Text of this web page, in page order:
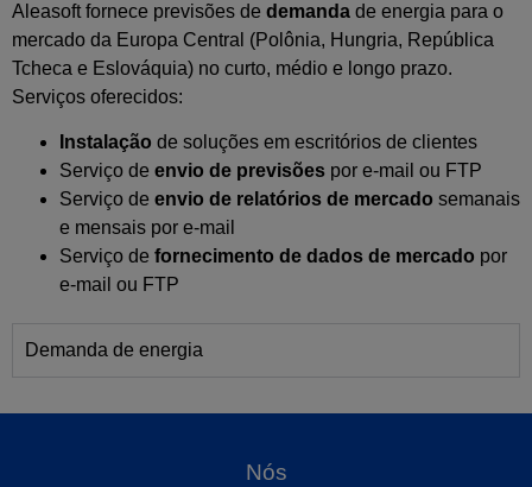
Aleasoft fornece previsões de demanda de energia para o
mercado da Europa Central (Polônia, Hungria, República
Tcheca e Eslováquia) no curto, médio e longo prazo.
Serviços oferecidos:
Instalação de soluções em escritórios de clientes
Serviço de envio de previsões por e‑mail ou FTP
Serviço de envio de relatórios de mercado semanais
e mensais por e‑mail
Serviço de fornecimento de dados de mercado por
e‑mail ou FTP
Demanda de energia
Nós